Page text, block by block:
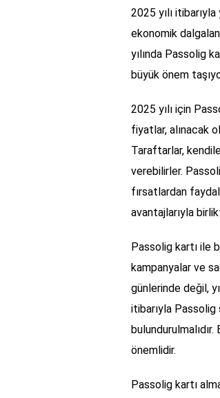
2025 yılı
ekonomik
yılında Passolig
büyük önem
2025 yılı için
fiyatlar, alınacak
Taraftarlar,
verebilirler.
fırsatlardan
avantajlarıyla
Passolig kartı ile
kampanyalar ve
günlerinde değil,
itibarıyla
önemlidir.
Passolig kartı